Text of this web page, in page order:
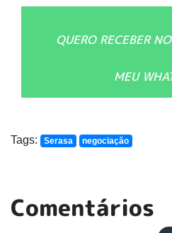
QUERO RECEBER
MEU
Tags: Serasa negociação
Comentários